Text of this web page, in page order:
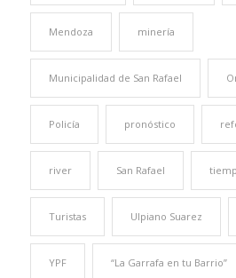
Mendoza minería
Municipalidad de San Rafael
Policía pronóstico
river San Rafael
Turistas Ulpiano Suarez
YPF “La Garrafa en tu Barrio”